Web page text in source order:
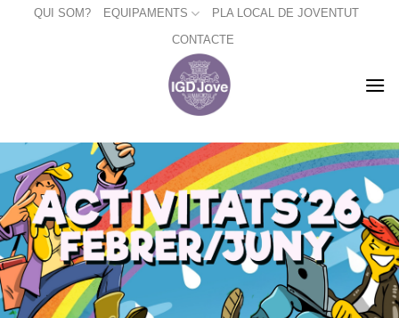
QUI SOM? EQUIPAMENTS
PLA LOCAL DE JOVENTUT
CONTACTE